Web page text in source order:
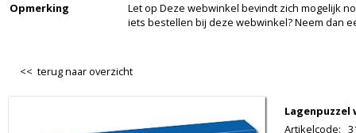
Opmerking
Let op Deze webwinkel bevindt zich mogelijk
iets bestellen bij deze webwinkel? Neem dan
<< terug naar overzicht
Lagenpuzzel
Artikelcode: